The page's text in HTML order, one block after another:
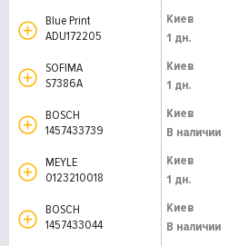
Blue Print
ADU172205
Киев
1 дн.
SOFIMA
S7386A
Киев
1 дн.
BOSCH
1457433739
Киев
В наличии
MEYLE
0123210018
Киев
1 дн.
BOSCH
1457433044
Киев
В наличии